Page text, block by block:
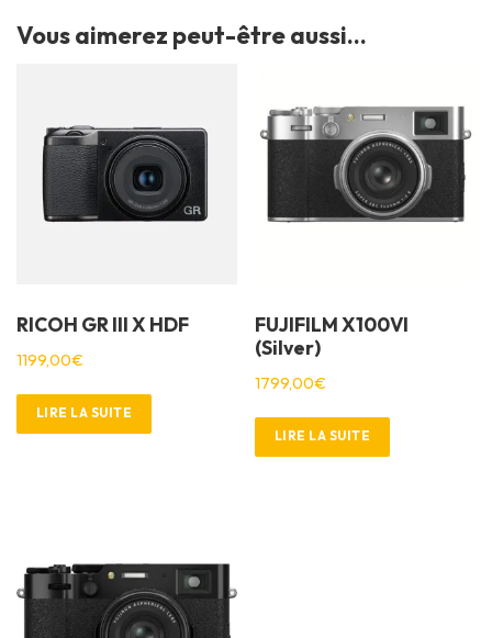
Vous aimerez peut-être aussi…
RICOH GR III X HDF
1199,00€
LIRE LA SUITE
FUJIFILM X100VI
(Silver)
1799,00€
LIRE LA SUITE